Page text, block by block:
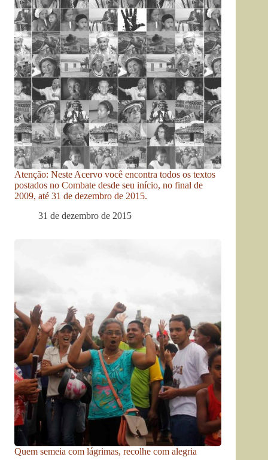
Atenção: Neste Acervo você encontra todos os textos
postados no Combate desde seu início, no final de
2009, até 31 de dezembro de 2015.
31 de dezembro de 2015
Quem semeia com lágrimas, recolhe com alegria